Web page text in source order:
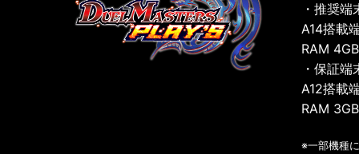
・推奨端
A14搭載
RAM
・保証端
A12搭載
RAM
※一部機種